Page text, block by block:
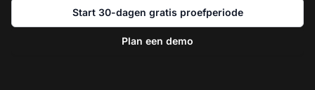
Start 30-dagen gratis proefperiode
Plan een demo